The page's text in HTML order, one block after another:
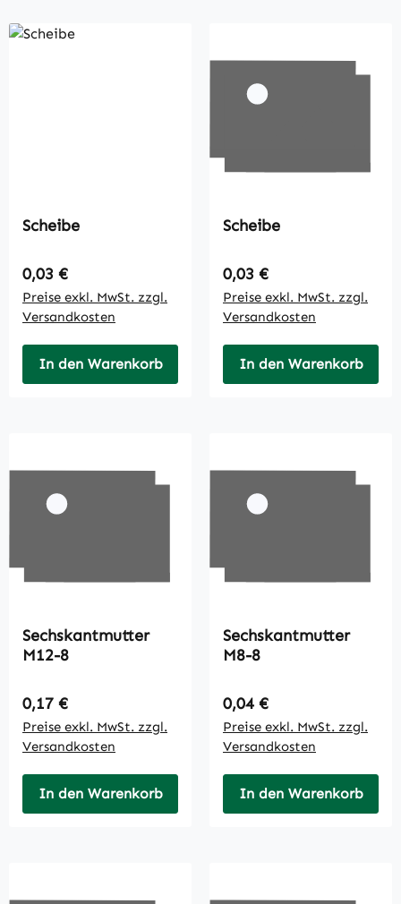
Scheibe
Regulärer Preis:
0,03 €
Preise exkl. MwSt. zzgl.
Versandkosten
In den Warenkorb
Scheibe
Regulärer Preis:
0,03 €
Preise exkl. MwSt. zzgl.
Versandkosten
In den Warenkorb
Sechskantmutter
M12-8
Regulärer Preis:
0,17 €
Preise exkl. MwSt. zzgl.
Versandkosten
In den Warenkorb
Sechskantmutter
M8-8
Regulärer Preis:
0,04 €
Preise exkl. MwSt. zzgl.
Versandkosten
In den Warenkorb